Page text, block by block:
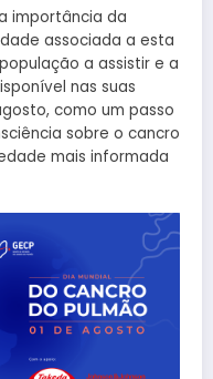
importância da
associada a esta
a assistir e a
nas suas
como um passo
sobre o cancro
mais informada